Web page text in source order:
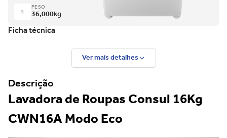
PESO
36,000kg
Ficha técnica
Ver mais detalhes
Descrição
Lavadora de Roupas Consul 16Kg
CWN16A Modo Eco